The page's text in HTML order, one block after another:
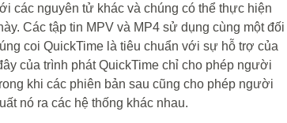
các nguyên tử khác và chúng có thể thực hiện
Các tập tin MPV và MP4 sử dụng cùng một đối
coi QuickTime là tiêu chuẩn với sự hỗ trợ của
của trình phát QuickTime chỉ cho phép người
khi các phiên bản sau cũng cho phép người
nó ra các hệ thống khác nhau.